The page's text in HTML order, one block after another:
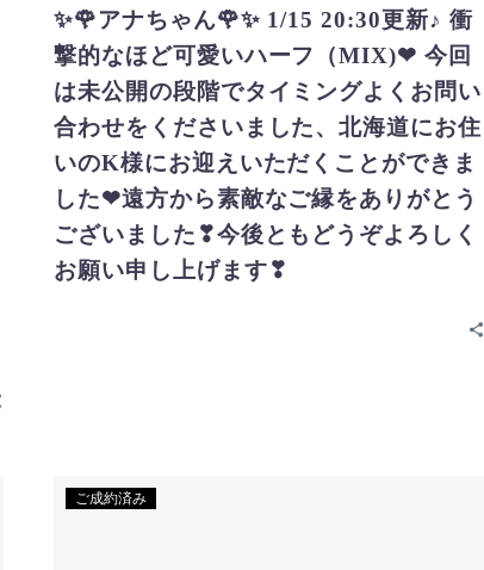
✨🌹アナちゃん🌹✨ 1/15 20:30更新♪ 衝
撃的なほど可愛いハーフ（MIX)❤ 今回
は未公開の段階でタイミングよくお問い
合わせをくださいました、北海道にお住
いのK様にお迎えいただくことができま
した❤遠方から素敵なご縁をありがとう
ございました❣今後ともどうぞよろしく
お願い申し上げます❣
ご成約済み